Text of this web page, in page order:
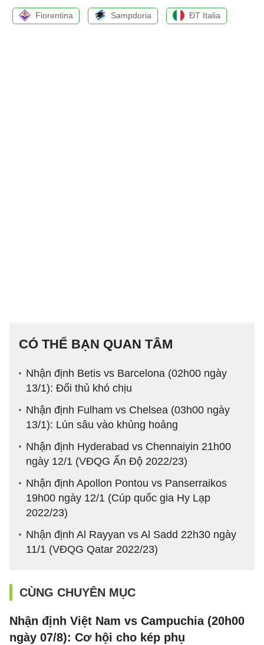
Fiorentina Sampdoria ĐT Italia
CÓ THỂ BẠN QUAN TÂM
Nhận định Betis vs Barcelona (02h00 ngày
13/1): Đối thủ khó chịu
Nhận định Fulham vs Chelsea (03h00 ngày
13/1): Lún sâu vào khủng hoảng
Nhận định Hyderabad vs Chennaiyin 21h00
ngày 12/1 (VĐQG Ấn Độ 2022/23)
Nhận định Apollon Pontou vs Panserraikos
19h00 ngày 12/1 (Cúp quốc gia Hy Lạp
2022/23)
Nhận định Al Rayyan vs Al Sadd 22h30 ngày
11/1 (VĐQG Qatar 2022/23)
CÙNG CHUYÊN MỤC
Nhận định Việt Nam vs Campuchia (20h00
ngày 07/8): Cơ hội cho kép phụ